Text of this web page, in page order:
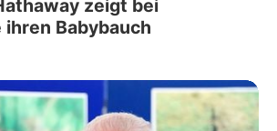
zeigt bei
Babybauch